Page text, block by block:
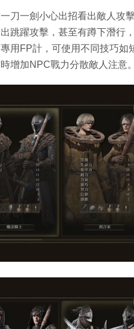
刀一劍小心出招看出敵人攻
跳躍攻擊，甚至有蹲下潛行
用FP計，可使用不同技巧如
增加NPC戰力分散敵人注意。